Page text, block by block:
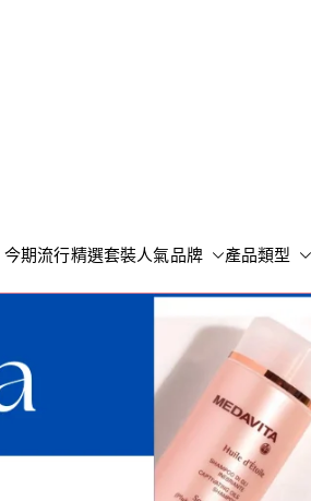
今期流行精選套裝人氣品牌 產品類型